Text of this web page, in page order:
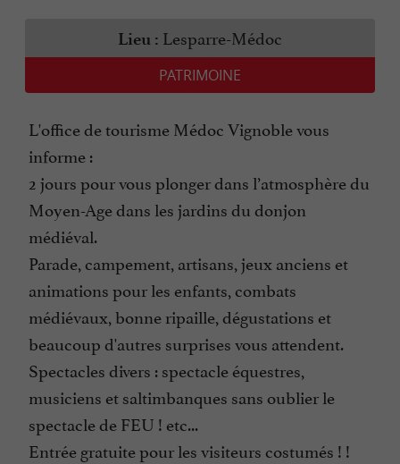
Lieu : Lesparre-Médoc
PATRIMOINE
L'office de tourisme Médoc Vignoble vous
informe :
2 jours pour vous plonger dans l’atmosphère du
Moyen-Age dans les jardins du donjon
médiéval.
Parade, campement, artisans, jeux anciens et
animations pour les enfants, combats
médiévaux, bonne ripaille, dégustations et
beaucoup d'autres surprises vous attendent.
Spectacles divers : spectacle équestres,
musiciens et saltimbanques sans oublier le
spectacle de FEU ! etc...
Entrée gratuite pour les visiteurs costumés ! !